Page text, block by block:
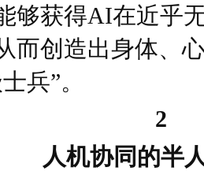
够获得AI在近乎
而创造出身体、
兵”。
2
人机协同的半